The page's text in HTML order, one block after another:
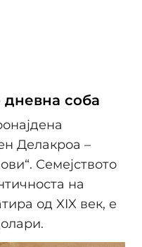
соба
Делакроа –
Семејството
на
од XIX век, е